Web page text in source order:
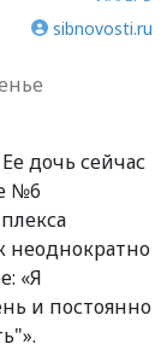
sibnovosti.ru
дочь сейчас
№6
неоднократно
«Я
и постоянно